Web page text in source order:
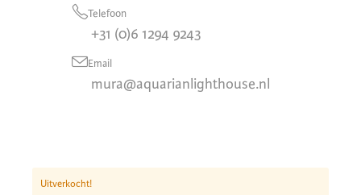
Telefoon
+31 (0)6 1294 9243
Email
mura@aquarianlighthouse.nl
Uitverkocht!